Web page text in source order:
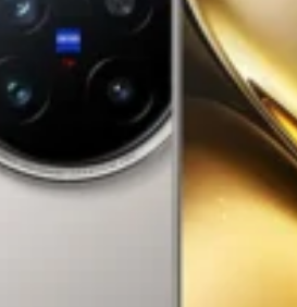
Bandung – Menyambut pergantian
tahun 2026, restoran all you can
eat Kakkoii All You Can Eat
Bandung menghadirkan